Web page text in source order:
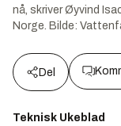
nå, skriver Øyvind
Norge. Bilde:
Del
Teknisk Ukeblad